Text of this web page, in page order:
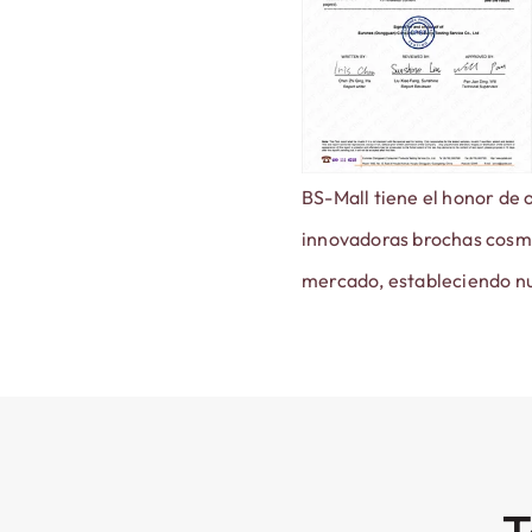
BS-Mall tiene el honor de
innovadoras brochas
mercado, estableciendo